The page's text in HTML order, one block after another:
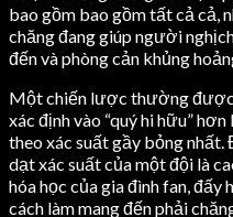
bao gồm bao gồm tất cả cả,
chăng đang giúp người
đến và phòng cản khủng
Một chiến lược thường
xác định vào “quý hi hữu”
theo xác suất gầy bỏng nhất.
dạt xác suất của một đội là
hóa học của gia đình fan, đấy
cách làm mang đến phải